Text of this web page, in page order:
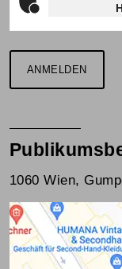
ANMELDEN
1060 Wien,